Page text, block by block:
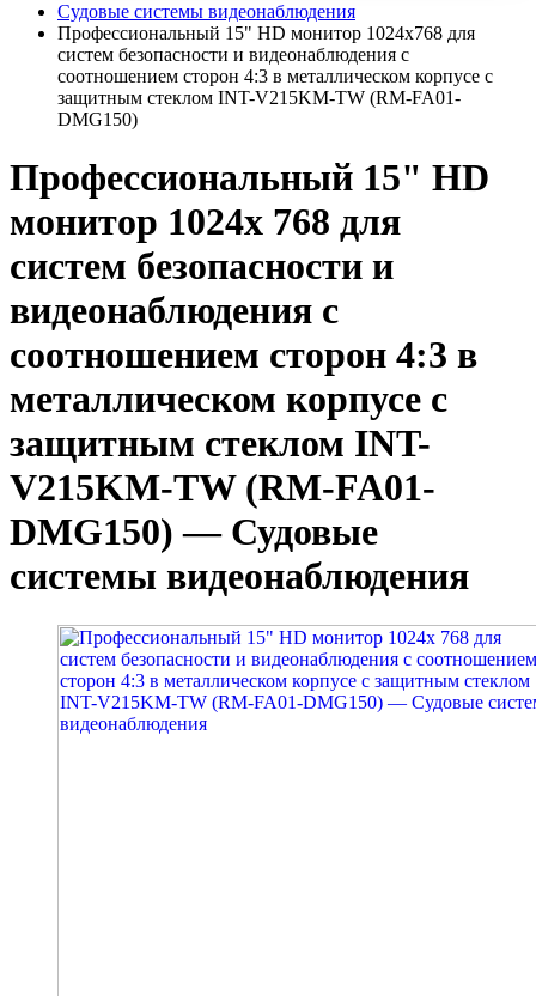
Судовые системы видеонаблюдения
Профессиональный 15" HD монитор 1024х768 для
систем безопасности и видеонаблюдения с
соотношением сторон 4:3 в металлическом корпусе с
защитным стеклом INT-V215KM-TW (RM-FA01-
DMG150)
Профессиональный 15" HD
монитор 1024х 768 для
систем безопасности и
видеонаблюдения с
соотношением сторон 4:3 в
металлическом корпусе с
защитным стеклом INT-
V215KM-TW (RM-FA01-
DMG150) — Судовые
системы видеонаблюдения